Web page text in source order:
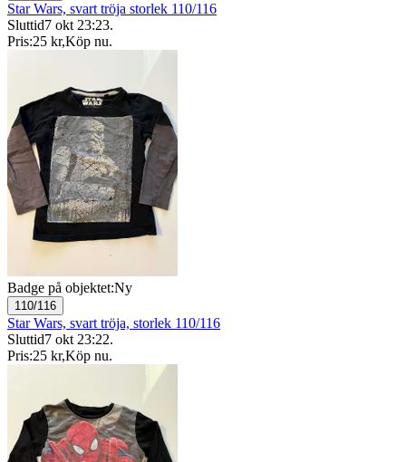
Star Wars, svart tröja storlek 110/116
Sluttid7 okt 23:23.
Pris:25 kr,Köp nu.
Badge på objektet:Ny
110/116
Star Wars, svart tröja, storlek 110/116
Sluttid7 okt 23:22.
Pris:25 kr,Köp nu.